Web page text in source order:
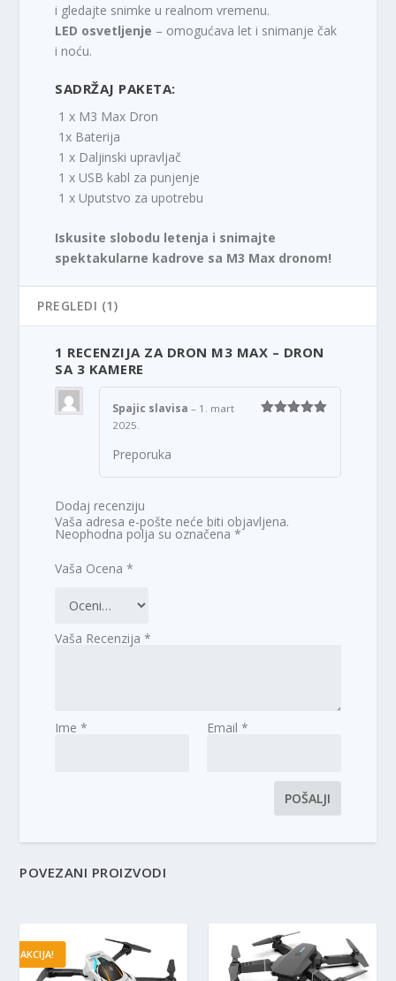
i gledajte snimke u realnom vremenu.
LED osvetljenje – omogućava let i snimanje čak
i noću.
SADRŽAJ PAKETA:
1 x M3 Max Dron
1x Baterija
1 x Daljinski upravljač
1 x USB kabl za punjenje
1 x Uputstvo za upotrebu
Iskusite slobodu letenja i snimajte
spektakularne kadrove sa M3 Max dronom!
PREGLEDI (1)
1 RECENZIJA ZA DRON M3 MAX – DRON
SA 3 KAMERE
Spajic slavisa– 1. mart
2025.
Preporuka
Dodaj recenziju
Vaša adresa e-pošte neće biti objavljena.
Neophodna polja su označena*
Vaša Ocena*
Vaša Recenzija*
Ime* Email *
POVEZANI PROIZVODI
AKCIJA!